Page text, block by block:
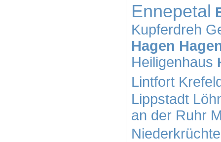
Ennepetal
Kupferdreh
Hagen
Heiligenhaus
Lintfort
Lippstadt
an der Ruhr